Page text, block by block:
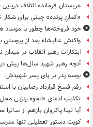
عربستان فرمانده ائتلاف
«کمانِ پرنده» چینی برای شکار
خود فروخته‌ها چطور با موساد
واکنش عالیشاه بعد از پیوستن
ابتکارات رهبر انقلاب در میدان
آنچه رهبر شهید سال‌ها پیش
بوسه‌ پدر بر پای پسر شهیدش
رقم فسخ قرارداد رضاییان با استقلال فقط
تکذیب ادعای «نحوه ردزنی محل
آیا تینا پاکروان بازهم از
کویت دستور تعطیلی تنها مدرسه